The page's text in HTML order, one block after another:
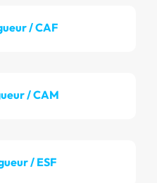
/ CAF
/ CAM
/ ESF